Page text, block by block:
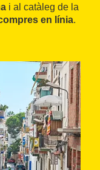
i al catàleg de la
en línia.